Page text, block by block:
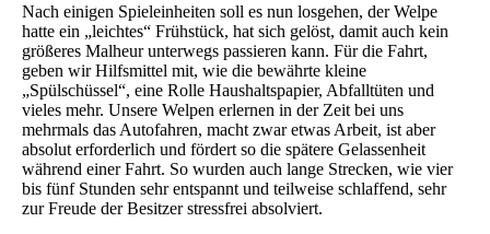
Nach einigen Spieleinheiten soll es nun losgehen, der Welpe
hatte ein „leichtes“ Frühstück, hat sich gelöst, damit auch kein
größeres Malheur unterwegs passieren kann. Für die Fahrt,
geben wir Hilfsmittel mit, wie die bewährte kleine
„Spülschüssel“, eine Rolle Haushaltspapier, Abfalltüten und
vieles mehr. Unsere Welpen erlernen in der Zeit bei uns
mehrmals das Autofahren, macht zwar etwas Arbeit, ist aber
absolut erforderlich und fördert so die spätere Gelassenheit
während einer Fahrt. So wurden auch lange Strecken, wie vier
bis fünf Stunden sehr entspannt und teilweise schlaffend, sehr
zur Freude der Besitzer stressfrei absolviert.